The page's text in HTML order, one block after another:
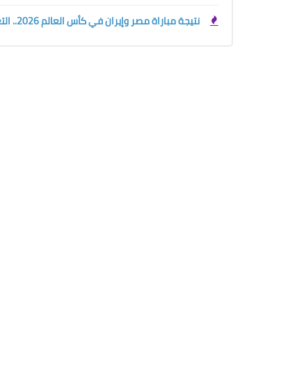
نتيجة مباراة مصر وإيران في كأس العالم 2026.. التعادل يحسم القمة ومحمود صابر يكتب البداية